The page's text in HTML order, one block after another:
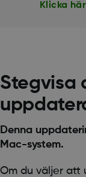
Klicka
Stegvisa
Denna
Mac-system.
Om du väljer att